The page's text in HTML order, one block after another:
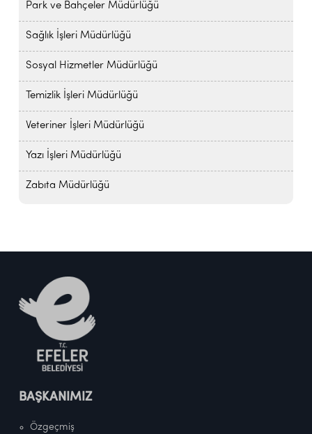
Park ve Bahçeler Müdürlüğü
Sağlık İşleri Müdürlüğü
Sosyal Hizmetler Müdürlüğü
Temizlik İşleri Müdürlüğü
Veteriner İşleri Müdürlüğü
Yazı İşleri Müdürlüğü
Zabıta Müdürlüğü
BAŞKANIMIZ
Özgeçmiş